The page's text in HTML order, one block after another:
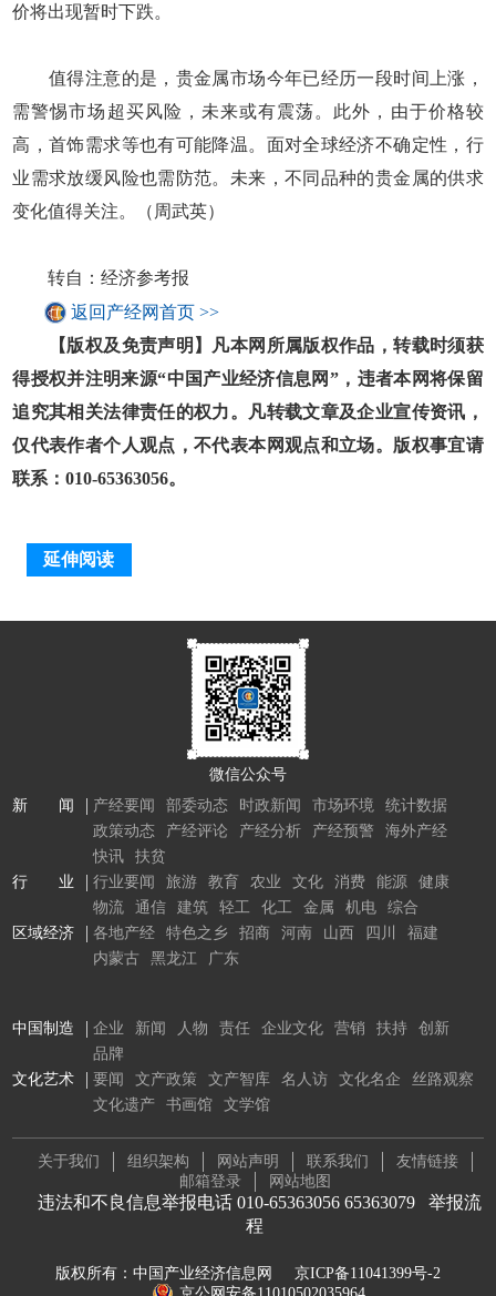
价将出现暂时下跌。
值得注意的是，贵金属市场今年已经历一段时间上涨，
需警惕市场超买风险，未来或有震荡。此外，由于价格较
高，首饰需求等也有可能降温。面对全球经济不确定性，行
业需求放缓风险也需防范。未来，不同品种的贵金属的供求
变化值得关注。（周武英）
转自：经济参考报
返回产经网首页 >>
【版权及免责声明】凡本网所属版权作品，转载时须获
得授权并注明来源“中国产业经济信息网”，违者本网将保留
追究其相关法律责任的权力。凡转载文章及企业宣传资讯，
仅代表作者个人观点，不代表本网观点和立场。版权事宜请
联系：010-65363056。
延伸阅读
微信公众号
新 闻
产经要闻 部委动态 时政新闻 市场环境
统计数据
政策动态
产经评论 产经分析 产经预警
海外产经
快讯
扶贫
行 业
行业要闻 旅游 教育 农业 文化 消费 能源
健康
物流
通信 建筑 轻工 化工 金属 机电
综合
区域经济
各地产经 特色之乡 招商 河南 山西 四川
福建
内蒙古
黑龙江 广东
中国制造 企业 新闻 人物 责任 企业文化 营销 扶持
创新
品牌
文化艺术
要闻 文产政策 文产智库 名人访 文化名企
丝路观察
文化遗产
书画馆 文学馆
关于我们 组织架构 网站声明 联系我们
友情链接
邮箱登录
网站地图
违法和不良信息举报电话 010-65363056 65363079 举报流
程
版权所有：中国产业经济信息网
京ICP备11041399号-2